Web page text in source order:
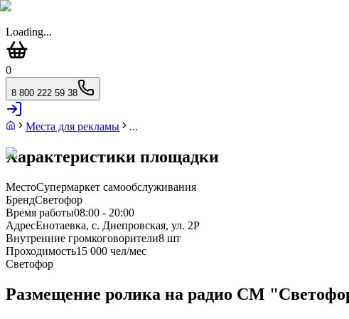
Loading...
0
8 800 222 59 38
Места для рекламы ...
Характеристики площадки
МестоСупермаркет самообслуживания
БрендСветофор
Время работы08:00 - 20:00
АдресЕнотаевка, с. Днепровская, ул. 2Р
Внутренние громкоговорители8 шт
Проходимость15 000 чел/мес
Светофор
Размещение ролика на радио СМ